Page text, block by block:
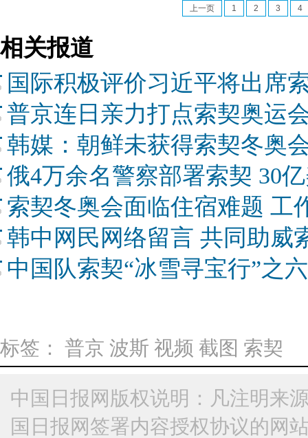
上一页 1 2 3 4
相关报道
国际积极评价习近平将出席
普京连日亲力打点索契奥运
韩媒：朝鲜未获得索契冬奥
俄4万余名警察部署索契 30
索契冬奥会面临住宿难题 工
韩中网民网络留言 共同助威
中国队索契“冰雪寻宝行”之
标签： 普京 波斯 视频 截图 索契
中国日报网版权说明：凡注明来
国日报网签署内容授权协议的网